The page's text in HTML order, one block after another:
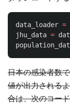
data_loader =
jhu_data =
日本の感染者数
値が出力される
合は、次のコー